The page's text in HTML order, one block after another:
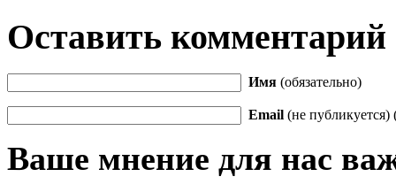
Оставить комментарий
Имя (обязательно)
Email (не публикуется)
Ваше мнение для нас